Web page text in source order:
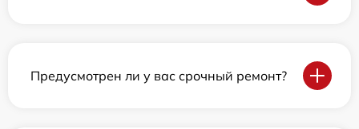
Предусмотрен ли у вас срочный ремонт?